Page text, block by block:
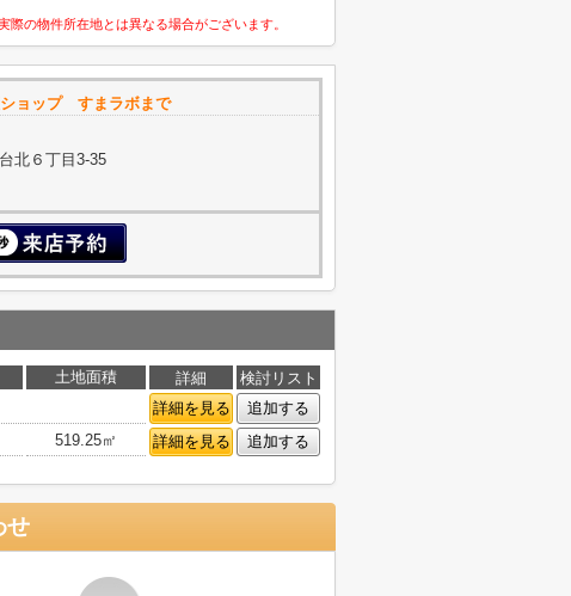
の物件所在地とは異なる場合がございます。
ョップ すまラボまで
北６丁目3-35
土地面積 詳細 検討リスト
詳細を見る
追加する
519.25㎡ 詳細を見る 追加する
せ